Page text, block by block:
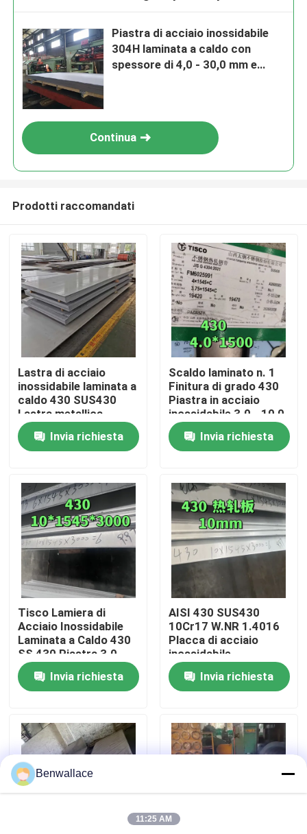
Casa.
Video
Su di noi
visita della fabbrica
Controllo della qualità
Notizie
Casi
Chiedi un preventivo
Piastra di acciaio inossidabile
304H laminata a caldo con
spessore di 4,0 - 30,0 mm e
Continua
Prodotti raccomandati
Lastra di acciaio
inossidabile laminata a
caldo 430 SUS430
Lastra metallica
8*1500*6000mm con
superficie NO.1
Invia richiesta
Scaldo laminato n. 1
Finitura di grado 430
Piastra in acciaio
inossidabile 3.0 - 10,0
mm SS 430 Piastra di
TISCOInvia richiesta
Tisco Lamiera di
Acciaio Inossidabile
Laminata a Caldo 430
SS 430 Piastra 3.0 -
10.0mm Superficie
No.1 Invia richiesta
AISI 430 SUS430
10Cr17 W.NR 1.4016
Placca di acciaio
inossidabile
10*1500*6000
Superficie NO.1
Invia richiesta
Benwallace
11:25 AM